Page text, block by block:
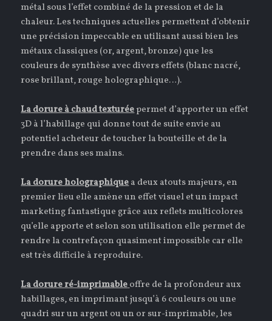
métal sous l’effet combiné de la pression et de la
chaleur. Les techniques actuelles permettent d’obtenir
une précision impeccable en utilisant aussi bien les
métaux classiques (or, argent, bronze) que les
couleurs de synthèse avec divers effets (blanc nacré,
rose brillant, rouge holographique…).
La dorure à chaud texturéepermet d’apporter un effet
3D à l’habillage qui donne tout de suite envie au
potentiel acheteur de toucher la bouteille et de la
prendre dans ses mains.
La dorure holographiquea deux atouts majeurs, en
premier lieu elle amène un effet visuel et un impact
marketing fantastique grâce aux reflets multicolores
qu’elle apporte et selon son utilisation elle permet de
rendre la contrefaçon quasiment impossible car elle
est très difficile à reproduire.
La dorure ré-imprimableoffre de la profondeur aux
habillages, en imprimant jusqu’à 6 couleurs ou une
quadri sur un argent ou un or sur-imprimable, les